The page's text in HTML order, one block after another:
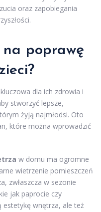
oraz zapobiegania
na poprawę
dla ich zdrowia i
stworzyć lepsze,
żyją najmłodsi. Oto
które można wprowadzić
w domu ma ogromne
wietrzenie pomieszczeń
zwłaszcza w sezonie
jak paprocie czy
estetykę wnętrza, ale też